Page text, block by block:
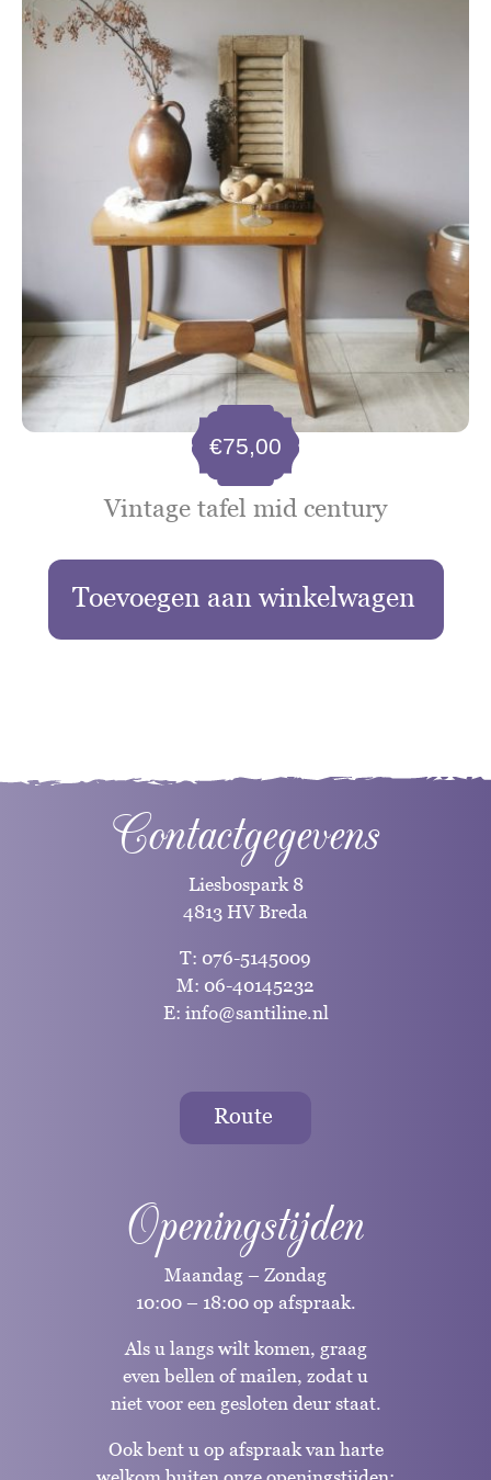
Vintage tafel mid century
€75,00
Toevoegen aan winkelwagen
Contactgegevens
Liesbospark 8
4813 HV Breda
T: 076-5145009
M: 06-40145232
E: info@santiline.nl
Route
Openingstijden
Maandag – Zondag
10:00 – 18:00 op afspraak.
Als u langs wilt komen, graag
even bellen of mailen, zodat u
niet voor een gesloten deur staat.
Ook bent u op afspraak van harte